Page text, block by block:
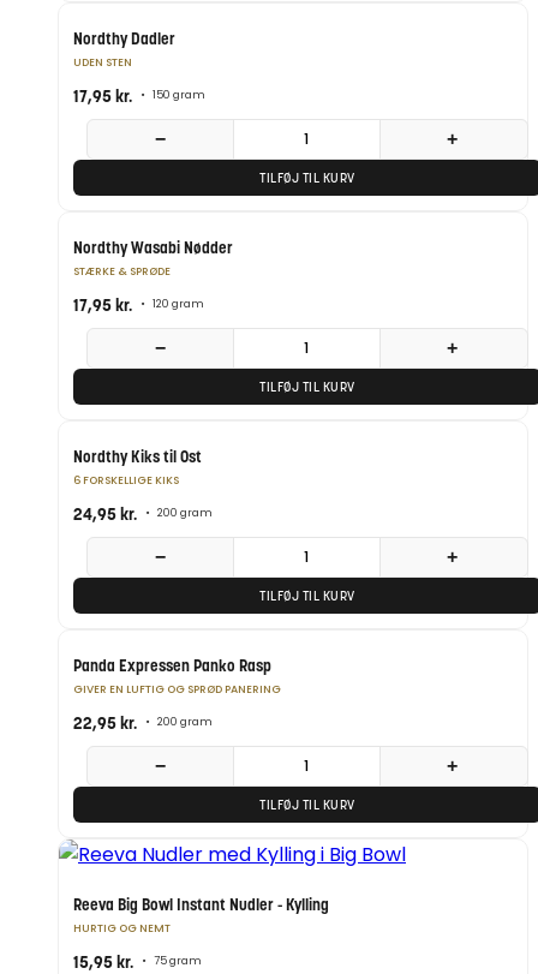
Nordthy Dadler
UDEN STEN
17,95kr. • 150 gram
− +
TILFØJ TIL KURV
Nordthy Wasabi Nødder
STÆRKE & SPRØDE
17,95kr. • 120 gram
− +
TILFØJ TIL KURV
Nordthy Kiks til Ost
6 FORSKELLIGE KIKS
24,95kr. • 200 gram
− +
TILFØJ TIL KURV
Panda Expressen Panko Rasp
GIVER EN LUFTIG OG SPRØD PANERING
22,95kr. • 200 gram
− +
TILFØJ TIL KURV
Reeva Big Bowl Instant Nudler - Kylling
HURTIG OG NEMT
15,95kr. • 75 gram